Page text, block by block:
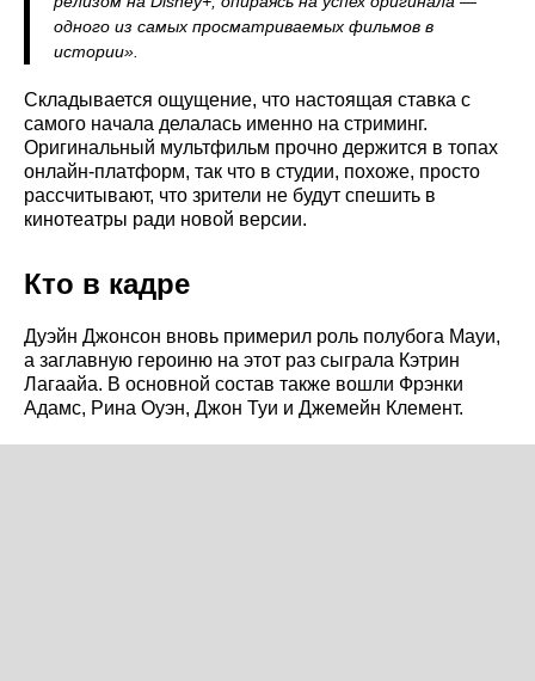
одного из самых просматриваемых фильмов в
истории».
Складывается ощущение, что настоящая ставка с
самого начала делалась именно на стриминг.
Оригинальный мультфильм прочно держится в топах
онлайн-платформ, так что в студии, похоже, просто
рассчитывают, что зрители не будут спешить в
кинотеатры ради новой версии.
Кто в кадре
Дуэйн Джонсон вновь примерил роль полубога Мауи,
а заглавную героиню на этот раз сыграла Кэтрин
Лагаайа. В основной состав также вошли Фрэнки
Адамс, Рина Оуэн, Джон Туи и Джемейн Клемент.